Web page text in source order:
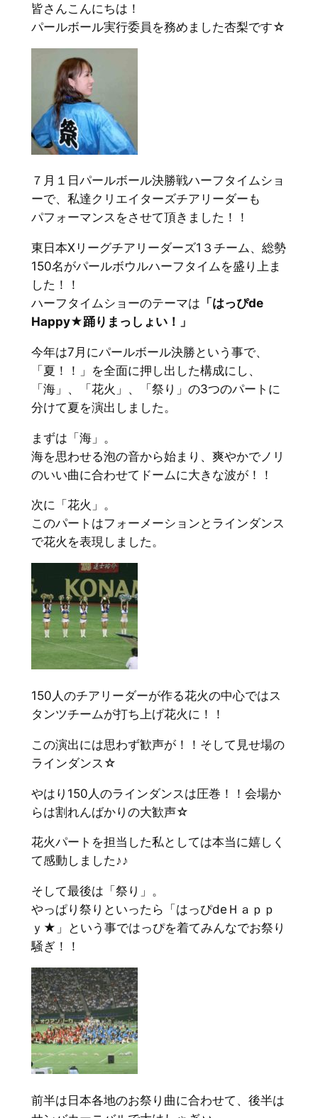
皆さんこんにちは！
パールボール実行委員を務めました杏梨です☆
７月１日パールボール決勝戦ハーフタイムショ
ーで、私達クリエイターズチアリーダーも
パフォーマンスをさせて頂きました！！
東日本Xリーグチアリーダーズ1３チーム、総勢
150名がパールボウルハーフタイムを盛り上ま
した！！
ハーフタイムショーのテーマは 「はっぴde
Happy★踊りまっしょい！」
今年は7月にパールボール決勝という事で、
「夏！！」を全面に押し出した構成にし、
「海」、「花火」、「祭り」の3つのパートに
分けて夏を演出しました。
まずは「海」。
海を思わせる泡の音から始まり、爽やかでノリ
のいい曲に合わせてドームに大きな波が！！
次に「花火」。
このパートはフォーメーションとラインダンス
で花火を表現しました。
150人のチアリーダーが作る花火の中心ではス
タンツチームが打ち上げ花火に！！
この演出には思わず歓声が！！そして見せ場の
ラインダンス☆
やはり150人のラインダンスは圧巻！！会場か
らは割れんばかりの大歓声☆
花火パートを担当した私としては本当に嬉しく
て感動しました♪♪
そして最後は「祭り」。
やっぱり祭りといったら「はっぴdeＨａｐｐ
ｙ★」という事ではっぴを着てみんなでお祭り
騒ぎ！！
前半は日本各地のお祭り曲に合わせて、後半は